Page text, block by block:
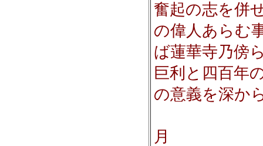
奮起の志を併
の偉人あらむ
ば蓮華寺乃傍
巨利と四百年
の意義を深か
月 蜂須